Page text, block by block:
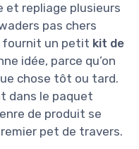
et repliage plusieurs
pas chers
fournit un petit kit de
idée, parce qu’on
chose tôt ou tard.
dans le paquet
de produit se
pet de travers.